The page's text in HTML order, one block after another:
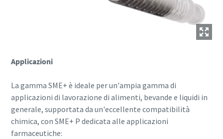
Applicazioni
La gamma SME+ è ideale per un'ampia gamma di
applicazioni di lavorazione di alimenti, bevande e liquidi in
generale, supportata da un'eccellente compatibilità
chimica, con SME+ P dedicata alle applicazioni
farmaceutiche: